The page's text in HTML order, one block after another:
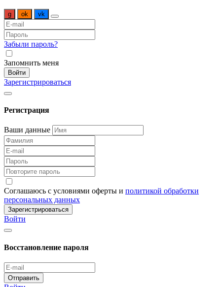
g ok vk
Забыли пароль?
Запомнить меня
Войти
Зарегистрироваться
Регистрация
Ваши данные
Соглашаюсь с условиями оферты и политикой обработки
персональных данных
Зарегистрироваться
Войти
Восстановление пароля
Отправить